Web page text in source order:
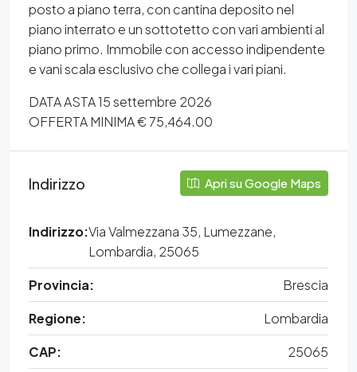
posto a piano terra, con cantina deposito nel
piano interrato e un sottotetto con vari ambienti al
piano primo. Immobile con accesso indipendente
e vani scala esclusivo che collega i vari piani.
DATA ASTA 15 settembre 2026
OFFERTA MINIMA € 75,464.00
Indirizzo Apri su Google Maps
Indirizzo:Via Valmezzana 35, Lumezzane,
Lombardia, 25065
Provincia:
Brescia
Regione:
Lombardia
CAP:
25065